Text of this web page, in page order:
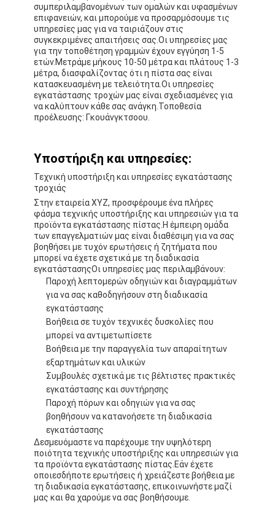
Περίπου εμείς
Γύρος εργοστασίων
Ποιοτικός έλεγχος
Μας ελάτε σε επαφή με
Ειδήσεις
Υπόγεια από καουτσούκ αθλητικού τύπου
Γόμα για παιδική χαρά
Υπόγεια από καουτσούκ
Λαστιχένιοι κόκκοι EPDM
Εμπορικά καουτσούκ
Εναρμονισμένοι πλακόστρωτοι από καουτσούκ
τεχνητή χλόη γεμάτη
Λαστιχένιοι κόκκοι SBR
Συνδέτες PU
τεχνητή χλόη τύρφης
Εγκατάσταση πίστας
συμπεριλαμβανομένων των ομαλών και υφασμένων
επιφανειών, και μπορούμε να προσαρμόσουμε τις
υπηρεσίες μας για να ταιριάζουν στις
συγκεκριμένες απαιτήσεις σας.Οι υπηρεσίες μας
για την τοποθέτηση γραμμών έχουν εγγύηση 1-5
ετών.Μετράμε μήκους 10-50 μέτρα και πλάτους 1-3
μέτρα, διασφαλίζοντας ότι η πίστα σας είναι
κατασκευασμένη με τελειότητα.Οι υπηρεσίες
εγκατάστασης τροχών μας είναι σχεδιασμένες για
να καλύπτουν κάθε σας ανάγκη.Τοποθεσία
προέλευσης: Γκουάνγκτσοου.
Υποστήριξη και υπηρεσίες:
Τεχνική υποστήριξη και υπηρεσίες εγκατάστασης
τροχιάς
Στην εταιρεία XYZ, προσφέρουμε ένα πλήρες
φάσμα τεχνικής υποστήριξης και υπηρεσιών για τα
προϊόντα εγκατάστασης πίστας.Η έμπειρη ομάδα
των επαγγελματιών μας είναι διαθέσιμη για να σας
βοηθήσει με τυχόν ερωτήσεις ή ζητήματα που
μπορεί να έχετε σχετικά με τη διαδικασία
εγκατάστασηςΟι υπηρεσίες μας περιλαμβάνουν:
Παροχή λεπτομερών οδηγιών και διαγραμμάτων
για να σας καθοδηγήσουν στη διαδικασία
εγκατάστασης
Βοήθεια σε τυχόν τεχνικές δυσκολίες που
μπορεί να αντιμετωπίσετε
Βοήθεια με την παραγγελία των απαραίτητων
εξαρτημάτων και υλικών
Συμβουλές σχετικά με τις βέλτιστες πρακτικές
εγκατάστασης και συντήρησης
Παροχή πόρων και οδηγιών για να σας
βοηθήσουν να κατανοήσετε τη διαδικασία
εγκατάστασης
Δεσμευόμαστε να παρέχουμε την υψηλότερη
ποιότητα τεχνικής υποστήριξης και υπηρεσιών για
τα προϊόντα εγκατάστασης πίστας.Εάν έχετε
οποιεσδήποτε ερωτήσεις ή χρειάζεστε βοήθεια με
τη διαδικασία εγκατάστασης, επικοινωνήστε μαζί
μας και θα χαρούμε να σας βοηθήσουμε.